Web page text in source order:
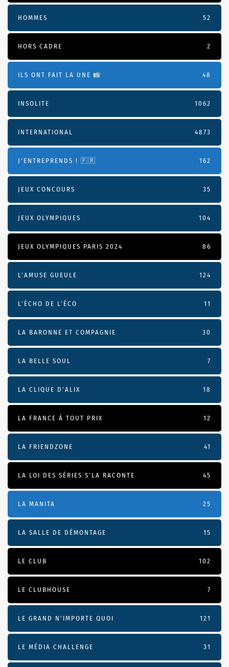
HOMMES 52
HORS CADRE 2
ILS ONT FAIT LA UNE 📸 48
INSOLITE 1062
INTERNATIONAL 4873
J'ENTREPRENDS ! 🇫🇷 162
JEUX CONCOURS 35
JEUX OLYMPIQUES 104
JEUX OLYMPIQUES PARIS 2024 86
L'AMUSE GUEULE 124
L’ÉCHO DE L’ÉCO 11
LA BARONNE ET COMPAGNIE 30
LA BELLE SOUL 7
LA CLIQUE D'ALIX 18
LA FRANCE À TOUT PRIX 12
LA FRIENDZONE 41
LA LOI DES SÉRIES S'LA RACONTE 45
LA MANITA 25
LA SALLE DE DÉMONTAGE 15
LE CLUB 102
LE CLUBHOUSE 7
LE GRAND N’IMPORTE QUOI 121
LE MÉDIA CHALLENGE 31